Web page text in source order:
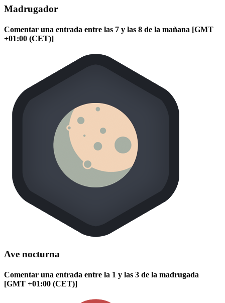
Madrugador
Comentar una entrada entre las 7 y las 8 de la mañana [GMT
+01:00 (CET)]
Ave nocturna
Comentar una entrada entre la 1 y las 3 de la madrugada
[GMT +01:00 (CET)]